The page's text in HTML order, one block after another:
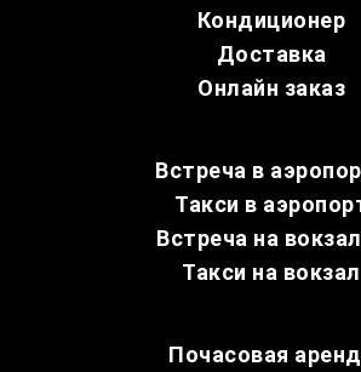
Кондиционер
Доставка
Онлайн заказ
Встреча в
Такси в
Встреча на
Такси на вокзал
Почасовая